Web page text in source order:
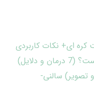
دلایل)
تصویر) سالنی-